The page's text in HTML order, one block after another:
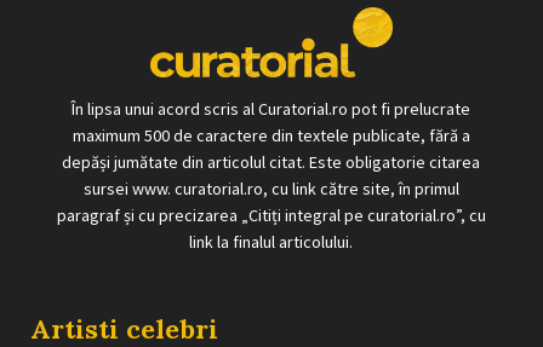
În lipsa unui acord scris al Curatorial.ro pot fi prelucrate
maximum 500 de caractere din textele publicate, fără a
depăși jumătate din articolul citat. Este obligatorie citarea
sursei www. curatorial.ro, cu link către site, în primul
paragraf și cu precizarea „Citiți integral pe curatorial.ro”, cu
link la finalul articolului.
Artisti celebri